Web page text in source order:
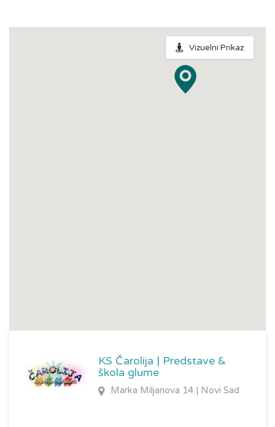
punom kontaktu sa decom, u formi kraćih, interaktivnih
mjuzikla, sa naglašenom poentom, zabavnog sadržaja,
duhovite, maštovite, sa mnoštvom edukativnih elemenata i
svedenom scenografijom koja ne umanjuje dečju kreativnu
koja obuhvata uzrast od osnovnoškolskog do
srednjoškolskog. Trenutno se rad ove škole odvija u dve
uzrasne grupe i broji 20-tak polaznika.
Vizuelni Prikaz
KS Čarolija | Predstave &
škola glume
Marka Miljanova 14 | Novi Sad